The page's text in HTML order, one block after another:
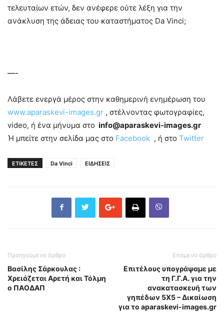
τελευταίων ετών, δεν ανέφερε ούτε λέξη για την
ανάκλυση της άδειας του καταστήματος Da Vinci;
—-
Λάβετε ενεργά μέρος στην καθημερινή ενημέρωση του
www.aparaskevi-images.gr , στέλνοντας φωτογραφiες,
video, ή ένα μήνυμα στο info@aparaskevi-images.gr
Ή μπείτε στην σελίδα μας στο Facebook , ή στο Twitter
ΕΤΙΚΕΤΕΣ Da Vinci ΕΙΔΗΣΕΙΣ
Προηγούμενο άρθρο
Βασίλης Σάρκουλας :
Χρειάζεται Αρετή και Τόλμη
ο ΠΑΟΔΑΠ
Επόμενο άρθρο
Επιτέλους υπογράψαμε με
τη Γ.Γ.Α. για την
ανακατασκευή των
γηπέδων 5Χ5 – Δικαίωση
για το aparaskevi-images.gr